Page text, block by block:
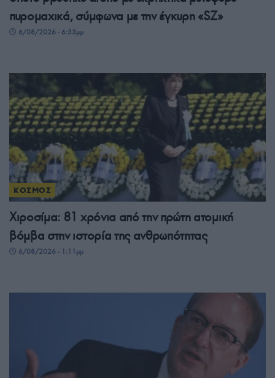
πυρομαχικά, σύμφωνα με την έγκυρη «SZ»
6/08/2026 - 6:33μμ
ΚΟΣΜΟΣ
Χιροσίμα: 81 χρόνια από την πρώτη ατομική
βόμβα στην ιστορία της ανθρωπότητας
6/08/2026 - 1:11μμ